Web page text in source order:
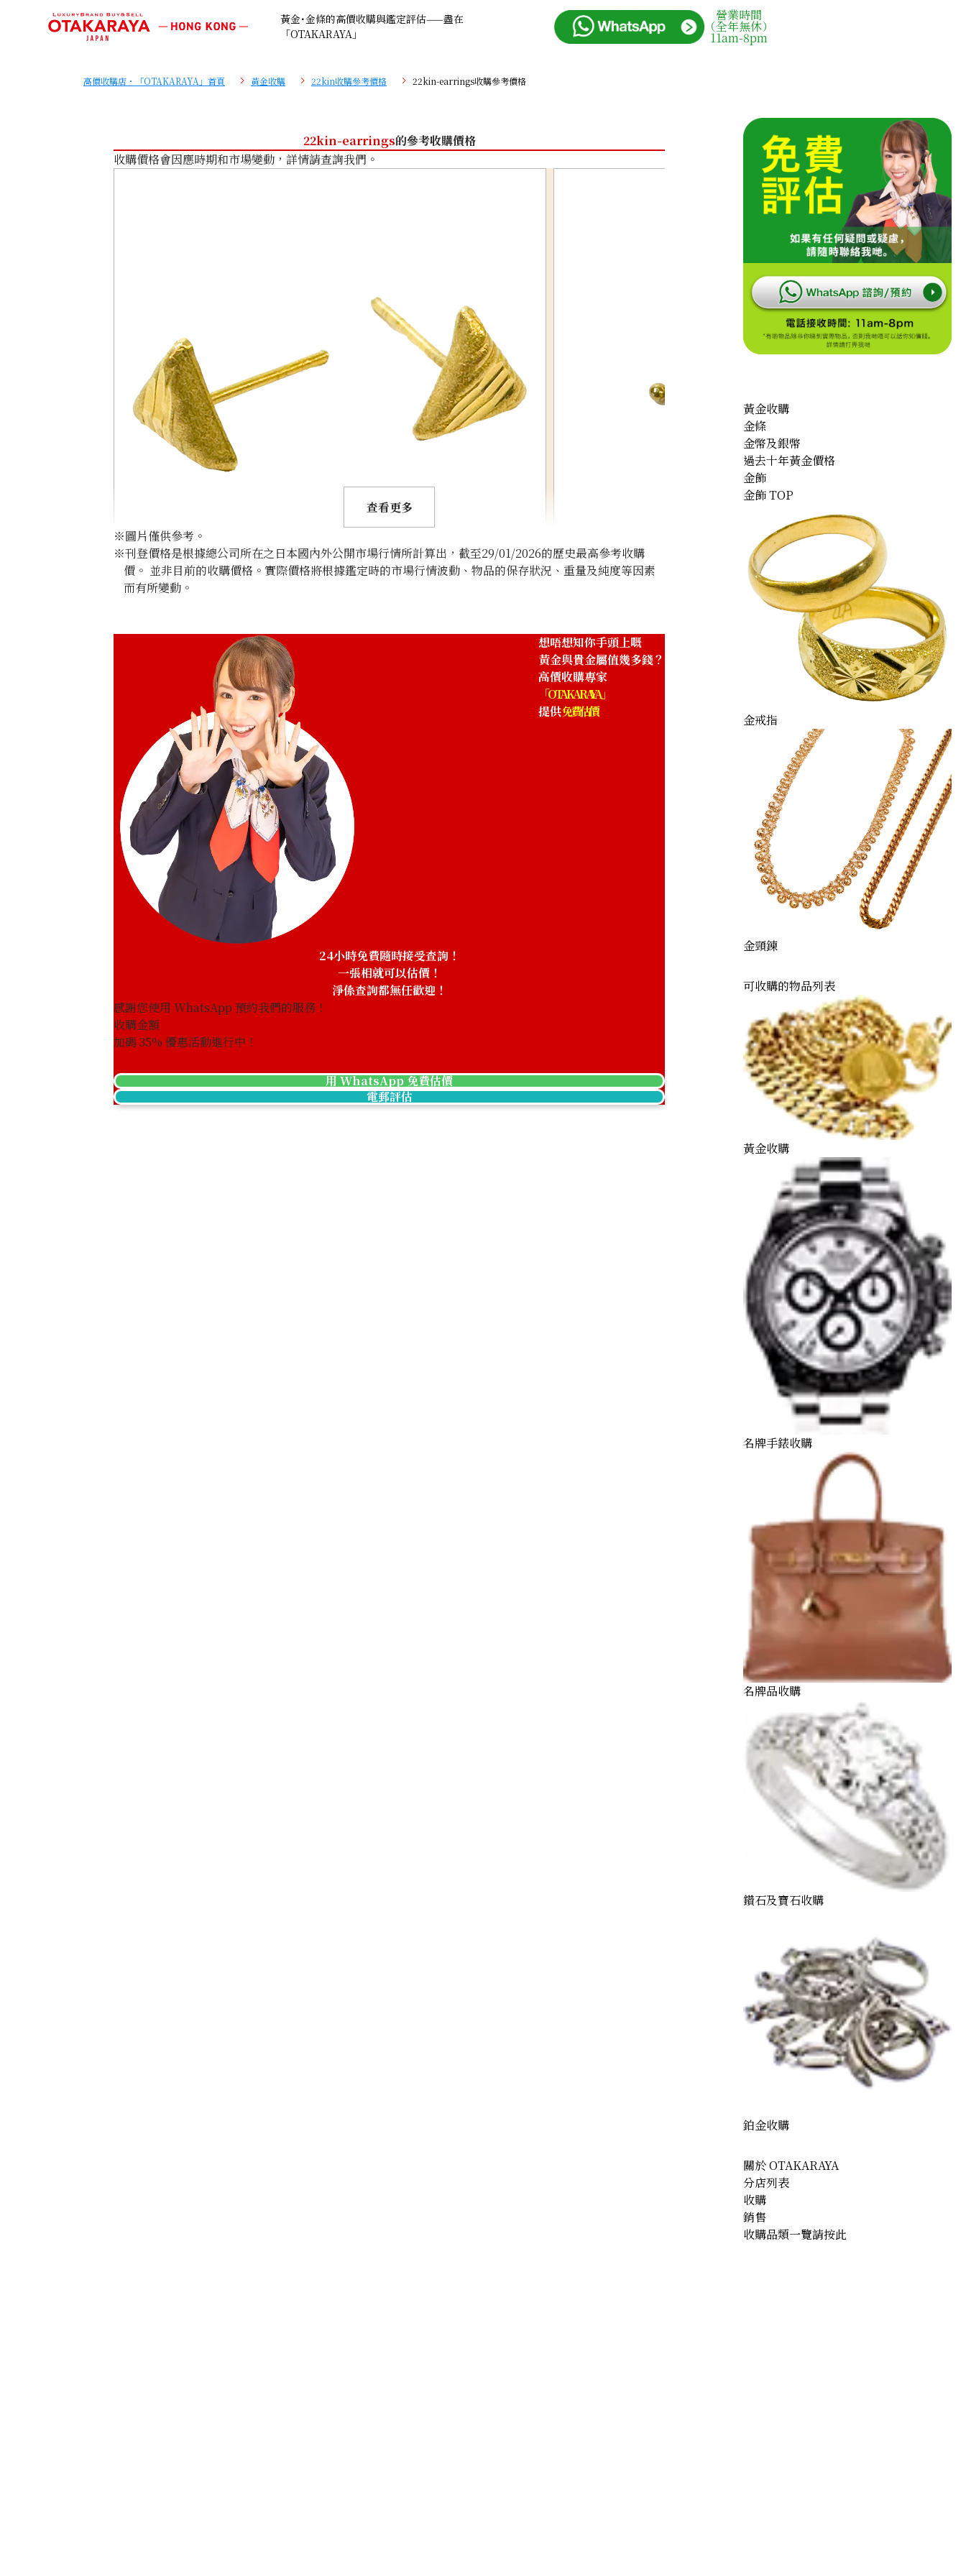
黃金･金條的高價收購與鑑定評估——盡在
「OTAKARAYA」
營業時間
（全年無休）
11am-8pm
高價收購店・「OTAKARAYA」首頁 黃金收購 22kin收購參考價格 22kin-earrings收購參考價格
22kin-earrings的參考收購價格
收購價格會因應時期和市場變動，詳情請查詢我們。
參考回收價
HKD 5,830.96
查看更多
※圖片僅供參考。
※刊登價格是根據總公司所在之日本國內外公開市場行情所計算出，截至29/01/2026的歷史最高參考收購
價。 並非目前的收購價格。實際價格將根據鑑定時的市場行情波動、物品的保存狀況、重量及純度等因素
而有所變動。
想唔想知你手頭上嘅
黃金與貴金屬值幾多錢？
高價收購專家
「OTAKARAYA」
提供免費估價
24小時免費隨時接受查詢！
一張相就可以估價！
淨係查詢都無任歡迎！
感謝您使用 WhatsApp 預約我們的服務！
收購金額
加碼35% 優惠活動進行中！
用 WhatsApp 免費估價
電郵評估
黃金收購
金條
金幣及銀幣
過去十年黃金價格
金飾
金飾 TOP
金戒指
金頸鍊
可收購的物品列表
黃金收購
名牌手錶收購
名牌品收購
鑽石及寶石收購
鉑金收購
關於 OTAKARAYA
分店列表
收購
銷售
收購品類一覽請按此